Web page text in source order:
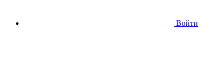
Войти